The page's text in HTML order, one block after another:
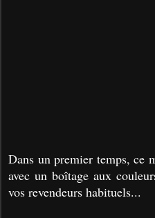
Dans un premier temps, ce
avec un boîtage aux
vos revendeurs habituels...